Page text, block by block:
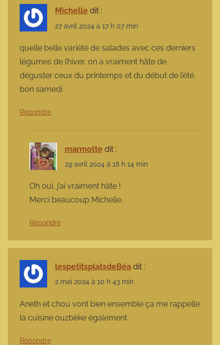
Michelle dit :
27 avril 2024 à 17 h 07 min
quelle belle variété de salades avec ces derniers
légumes de l’hiver, on a vraiment hâte de
déguster ceux du printemps et du début de l’été.
bon samedi
Répondre
marmotte dit :
29 avril 2024 à 18 h 14 min
Oh oui, j’ai vraiment hâte !
Merci beaucoup Michelle.
Répondre
lespetitsplatsdeBéa dit :
2 mai 2024 à 10 h 43 min
Aneth et chou vont bien ensemble ça me rappelle
la cuisine ouzbèke également
Répondre